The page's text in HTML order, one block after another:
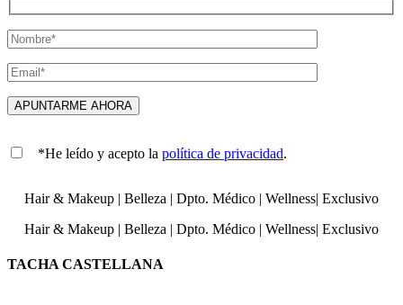
*He leído y acepto la política de privacidad.
Hair & Makeup | Belleza | Dpto. Médico | Wellness| Exclusivo
Hair & Makeup | Belleza | Dpto. Médico | Wellness| Exclusivo
TACHA CASTELLANA